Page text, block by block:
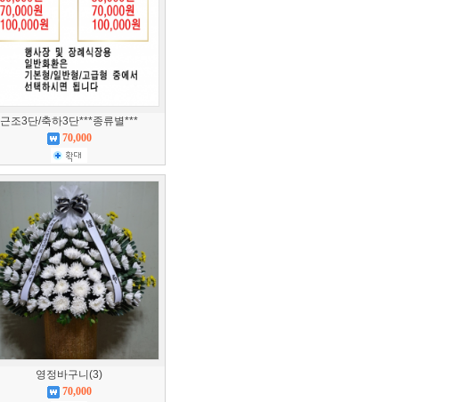
근조3단/축하3단***종류별***
70,000
영정바구니(3)
70,000